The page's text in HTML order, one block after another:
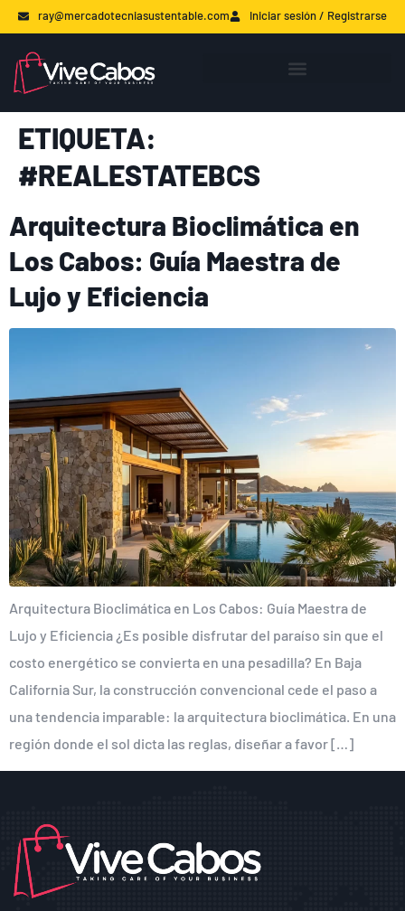
ray@mercadotecniasustentable.com Iniciar sesión / Registrarse
ETIQUETA:
#REALESTATEBCS
Arquitectura Bioclimática en
Los Cabos: Guía Maestra de
Lujo y Eficiencia
Arquitectura Bioclimática en Los Cabos: Guía Maestra de
Lujo y Eficiencia ¿Es posible disfrutar del paraíso sin que el
costo energético se convierta en una pesadilla? En Baja
California Sur, la construcción convencional cede el paso a
una tendencia imparable: la arquitectura bioclimática. En una
región donde el sol dicta las reglas, diseñar a favor […]